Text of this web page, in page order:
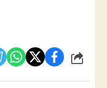
شارك